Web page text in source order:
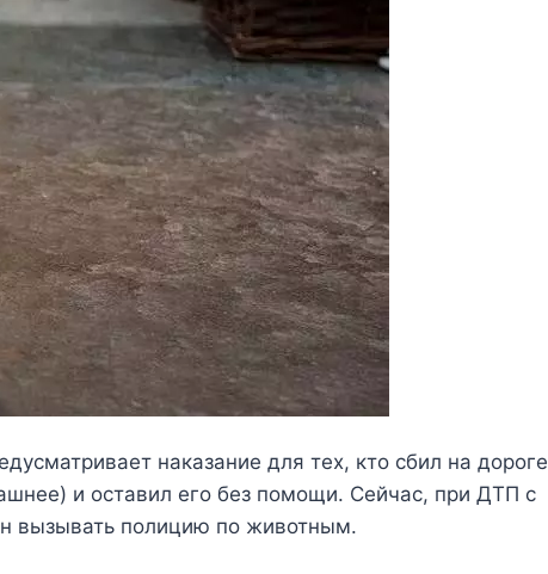
наказание для тех, кто сбил на дороге
и оставил его без помощи. Сейчас, при ДТП с
вызывать полицию по животным.